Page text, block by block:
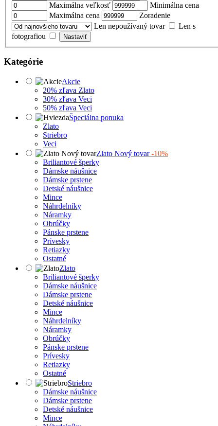
Maximálna veľkosť
Minimálna cena
Maximálna cena
Zoradenie
Len nepoužívaný tovar
Len s
fotografiou
Kategórie
Akcie
20% zľava Zlato
30% zľava Veci
50% zľava Veci
Špeciálna ponuka
Zlato
Striebro
Veci
Zlato Nový tovar-10%
Briliantové šperky
Dámske náušnice
Dámske prstene
Detské náušnice
Mince
Náhrdelníky
Náramky
Obrúčky
Pánske prstene
Prívesky
Retiazky
Ostatné
Zlato
Briliantové šperky
Dámske náušnice
Dámske prstene
Detské náušnice
Mince
Náhrdelníky
Náramky
Obrúčky
Pánske prstene
Prívesky
Retiazky
Ostatné
Striebro
Dámske náušnice
Dámske prstene
Detské náušnice
Mince